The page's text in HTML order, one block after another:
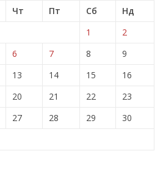
Чт Пт Сб
Нд
1
2
6 7 8
9
13 14 15
16
20 21 22
23
27 28 29
30